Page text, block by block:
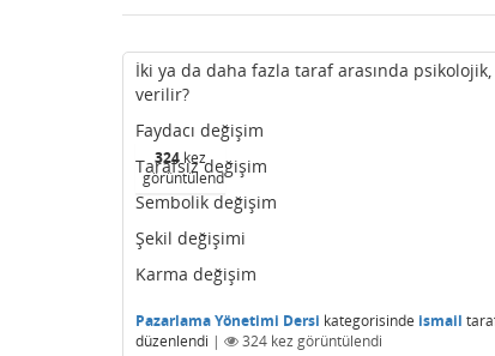
324 kez
görüntülendi
İki ya da daha fazla taraf arasında
verilir?
Faydacı değişim
Tarafsız değişim
Sembolik değişim
Şekil değişimi
Karma değişim
Pazarlama Yönetimi Dersi kategorisinde ismail
düzenlendi | 324 kez görüntülendi